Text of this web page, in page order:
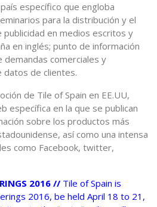
específico que engloba
para la distribución y el
en medios escritos y
en inglés; punto de información
demandas comerciales y
datos de clientes.
de Tile of Spain en EE.UU,
específica en la que se publican
sobre los productos más
así como una intensa
como Facebook, twitter,
2016 // Tile of Spain is
2016, be held April 18 to 21,